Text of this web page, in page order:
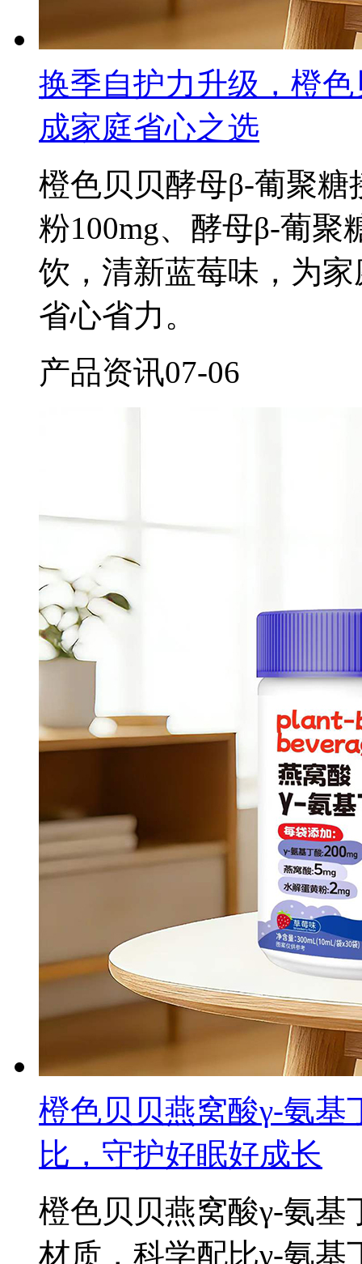
换季自护力升级，橙
成家庭省心之选
橙色贝贝酵母β-葡聚
粉100mg、酵母β-葡聚
饮，清新蓝莓味，为
省心省力。
产品资讯07-06
橙色贝贝燕窝酸γ-氨
比，守护好眠好成长
橙色贝贝燕窝酸γ-氨
材质，科学配比γ-氨